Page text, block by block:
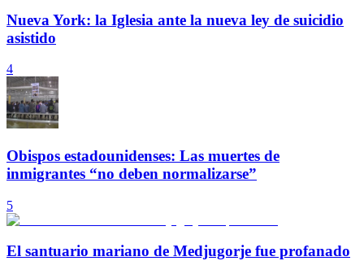
Nueva York: la Iglesia ante la nueva ley de suicidio
asistido
4
Obispos estadounidenses: Las muertes de
inmigrantes “no deben normalizarse”
5
El santuario mariano de Medjugorje fue profanado